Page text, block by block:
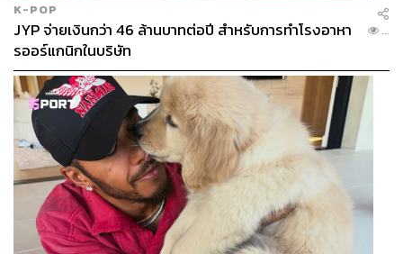
189
ABOUT THE AUTHOR
THE STANDARD TEAM
กองบรรณาธิการ THE STANDARD
K-POP
JYP จ่ายเงินกว่า 46 ล้านบาทต่อปี สำหรับการทำโรงอาหา
รออร์แกนิกในบริษัท
...